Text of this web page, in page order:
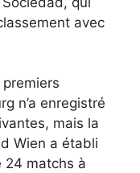
avec
n’a enregistré
mais la
Wien a établi
24 matchs à